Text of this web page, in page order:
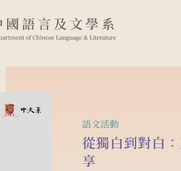
語文活動
從獨白到對白
享